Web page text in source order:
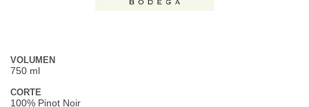
VOLUMEN
750 ml
CORTE
100% Pinot Noir